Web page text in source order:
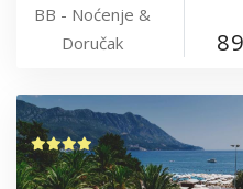
BB - Noćenje &
Doručak